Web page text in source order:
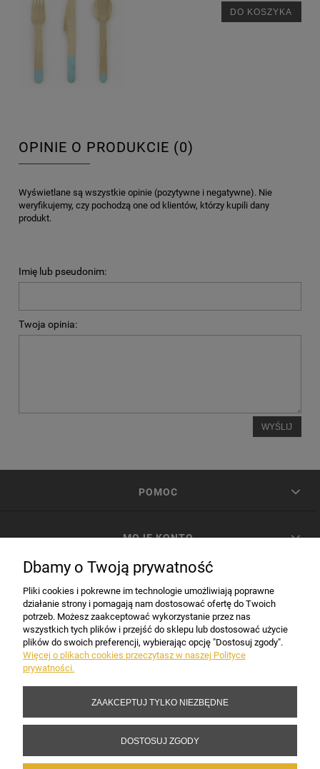
DO KOSZYKA
OPINIE O PRODUKCIE (0)
Wyświetlane są wszystkie opinie (pozytywne i negatywne). Nie
weryfikujemy, czy pochodzą one od klientów, którzy kupili dany
produkt.
Imię lub pseudonim:
Twoja opinia:
WYŚLIJ
POMOC
MOJE KONTO
INFORMACJE
Copyright 2017-2026 Sakramento.pl
Dbamy o Twoją prywatność
Pliki cookies i pokrewne im technologie umożliwiają poprawne
działanie strony i pomagają nam dostosować ofertę do Twoich
potrzeb. Możesz zaakceptować wykorzystanie przez nas
wszystkich tych plików i przejść do sklepu lub dostosować użycie
plików do swoich preferencji, wybierając opcję "Dostosuj zgody".
Więcej o plikach cookies przeczytasz w naszej Polityce
prywatności.
ZAAKCEPTUJ TYLKO NIEZBĘDNE
DOSTOSUJ ZGODY